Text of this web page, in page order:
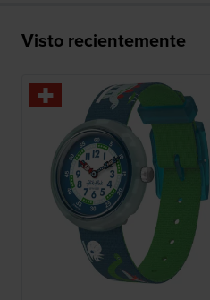
Visto recientemente